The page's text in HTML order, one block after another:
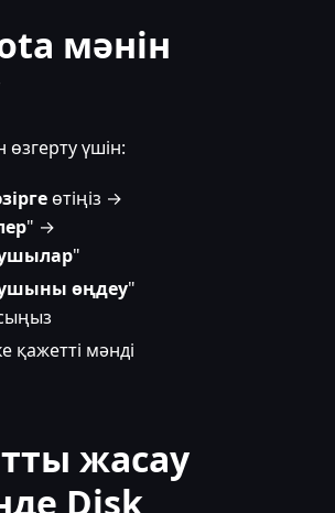
мәнін
үшін:
өтіңіз →
" →
"
өңдеу"
қажетті мәнді
жасау
Disk